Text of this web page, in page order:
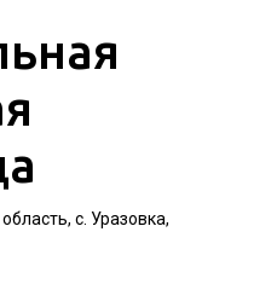
с. Уразовка,